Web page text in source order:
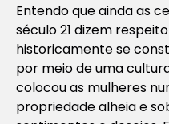
Entendo que ainda as
século 21 dizem
historicamente se
por meio de uma
colocou as mulheres
propriedade alheia e